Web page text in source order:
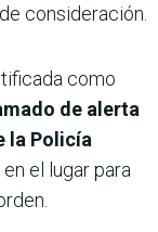
consideración.
como
de alerta
la Policía
en el lugar para